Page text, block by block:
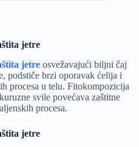
jetre
jetre osvežavajući biljni čaj
podstiče brzi oporavak ćelija i
procesa u telu. Fitokompozicija
svile povećava zaštitne
procesa.
jetre